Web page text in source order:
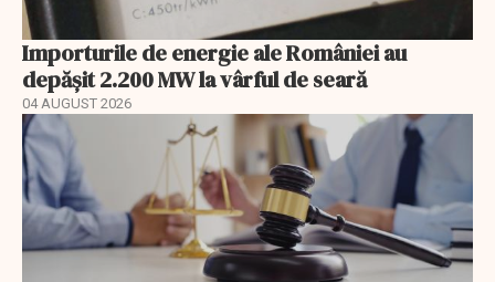
Importurile de energie ale României au
depășit 2.200 MW la vârful de seară
04 AUGUST 2026